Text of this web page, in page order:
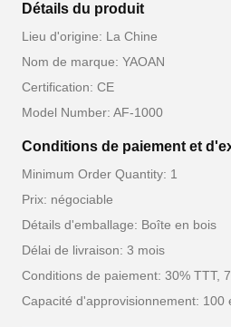
Détails du produit
Lieu d'origine: La Chine
Nom de marque: YAOAN
Certification: CE
Model Number: AF-1000
Conditions de paiement et
Minimum Order Quantity: 1
Prix: négociable
Détails d'emballage: Boîte en bois
Délai de livraison: 3 mois
Conditions de paiement: 30% TTT,
Capacité d'approvisionnement: 100